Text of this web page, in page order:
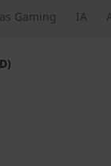
Gaming IA